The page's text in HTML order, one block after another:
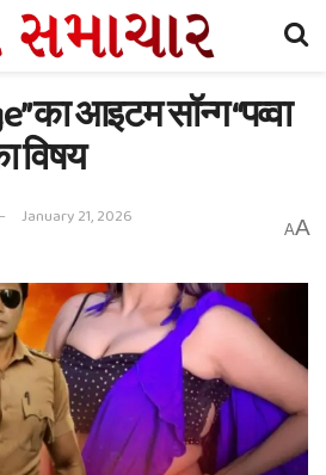
का आइटम सॉन्ग “पव्वा
विषय
January 21, 2026
AA